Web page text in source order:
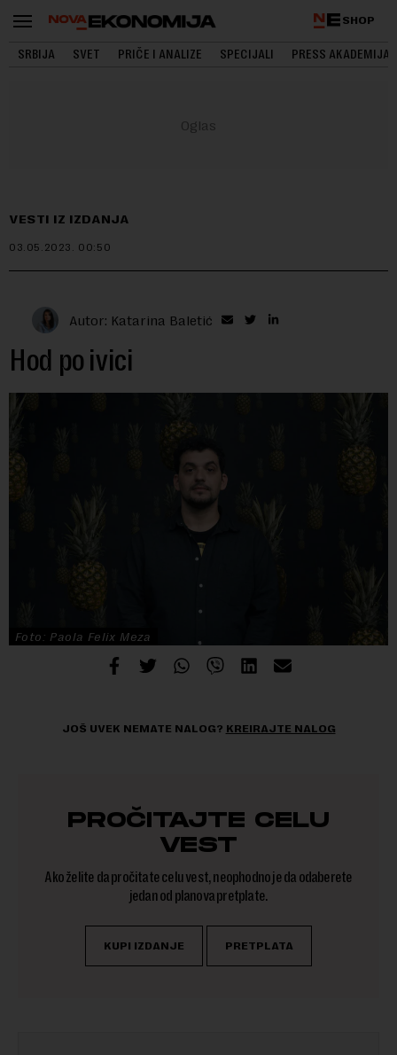
SHOP
SRBIJA SVET PRIČE I ANALIZE SPECIJALI PRESS AKADEMIJA
VESTI IZ IZDANJA
03.05.2023. 00:50
Autor: Katarina Baletić
Hod po ivici
Foto: Paola Felix Meza
JOŠ UVEK NEMATE NALOG? KREIRAJTE NALOG
PROČITAJTE CELU
VEST
Ako želite da pročitate celu vest, neophodno je da odaberete
jedan od planova pretplate.
KUPI IZDANJE PRETPLATA